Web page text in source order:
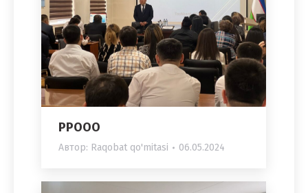
PPOOO
Автор: Raqobat qo'mitasi 06.05.2024